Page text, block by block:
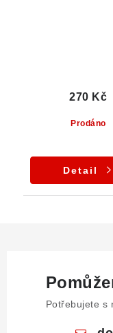
Prodáno
270 Kč
Detail
Potřebujete s